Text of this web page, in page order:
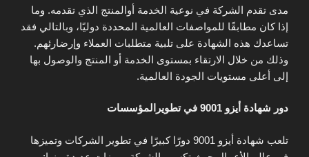
مدى تقدم الشركة في نوعية الخدمة أوالمنتج الذي تقدمه. وما
إذا كان مطابقًا للمواصفات العالمية المحددة دوليًا، وبالتالي فقد
تساعدك هذه الشهادة على تلبية متطلبات العملاء وإرضارئهم.
وذلك من خلال الارتقاء بمستوى الخدمة أو المنتج والوصول بها
إلى أعلى مستويات الجودة العالمية.
دور شهادة أيزو 9001 في تطويرالمؤسسات
تلعب شهادة أيزو 9001 دورًا كبيرًا في تطوير الشركات وتميزها